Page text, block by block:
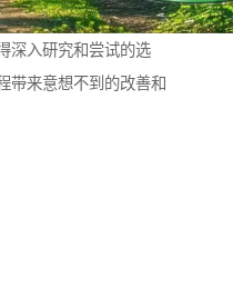
深入研究和尝试的选
带来意想不到的改善和